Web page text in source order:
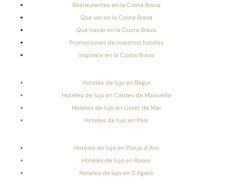
Restaurantes en la Costa Brava
Qué ver en la Costa Brava
Qué hacer en la Costa Brava
Promociones de nuestros hoteles
Inspírate en la Costa Brava
Hoteles de lujo en Begur
Hoteles de lujo en Caldes de Malavella
Hoteles de lujo en Lloret de Mar
Hoteles de lujo en Pals
Hoteles de lujo en Platja d’Aro
Hoteles de lujo en Roses
Hoteles de lujo en S’Agaró